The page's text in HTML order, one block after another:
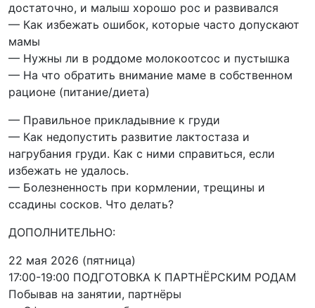
достаточно, и малыш хорошо рос и развивался
— Как избежать ошибок, которые часто допускают
мамы
— Нужны ли в роддоме молокоотсос и пустышка
— На что обратить внимание маме в собственном
рационе (питание/диета)
— Правильное прикладывние к груди
— Как недопустить развитие лактостаза и
нагрубания груди. Как с ними справиться, если
избежать не удалось.
— Болезненность при кормлении, трещины и
ссадины сосков. Что делать?
ДОПОЛНИТЕЛЬНО:
22 мая 2026 (пятница)
17:00-19:00 ПОДГОТОВКА К ПАРТНЁРСКИМ РОДАМ
Побывав на занятии, партнёры